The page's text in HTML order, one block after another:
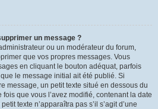
un message ?
ou un modérateur du forum,
que vos propres messages. Vous
en cliquant le bouton adéquat, parfois
le message initial ait été publié. Si
message, un petit texte situé en dessous du
que vous l’avez modifié, contenant la date
texte n’apparaîtra pas s’il s’agit d’une